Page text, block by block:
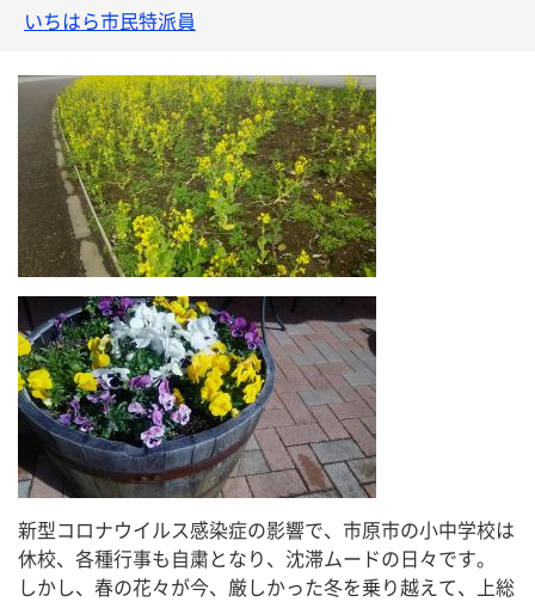
いちはら市民特派員
新型コロナウイルス感染症の影響で、市原市の小中学校は
休校、各種行事も自粛となり、沈滞ムードの日々です。
しかし、春の花々が今、厳しかった冬を乗り越えて、上総